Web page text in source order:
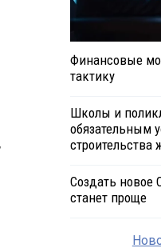
Финансовые
тактику
Школы и
обязательным
строительства
Создать новое
станет проще